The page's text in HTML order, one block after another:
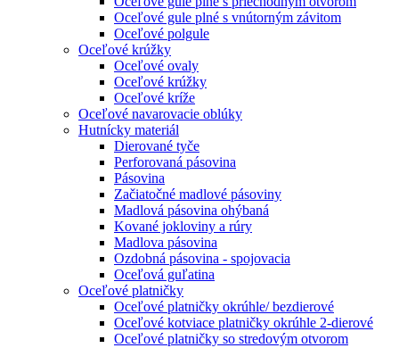
Oceľové gule plné s vnútorným závitom
Oceľové polgule
Oceľové krúžky
Oceľové ovaly
Oceľové krúžky
Oceľové kríže
Oceľové navarovacie oblúky
Hutnícky materiál
Dierované tyče
Perforovaná pásovina
Pásovina
Začiatočné madlové pásoviny
Madlová pásovina ohýbaná
Kované jokloviny a rúry
Madlova pásovina
Ozdobná pásovina - spojovacia
Oceľová guľatina
Oceľové platničky
Oceľové platničky okrúhle/ bezdierové
Oceľové kotviace platničky okrúhle 2-dierové
Oceľové platničky so stredovým otvorom